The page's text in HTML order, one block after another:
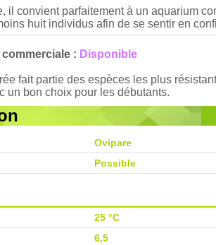
il convient parfaitement à un aquarium
huit individus afin de se sentir en
: Disponible
fait partie des espèces les plus
un bon choix pour les débutants.
Ovipare
Possible
25 °C
6,5